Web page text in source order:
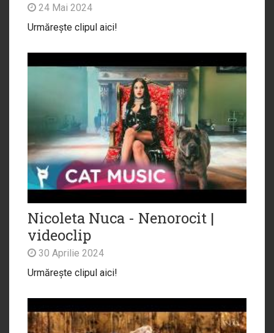
24 Mai 2024
Urmărește clipul aici!
Nicoleta Nuca - Nenorocit |
videoclip
30 Aprilie 2024
Urmărește clipul aici!